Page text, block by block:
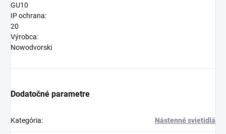
GU10
IP ochrana:
20
Výrobca:
Nowodvorski
Dodatočné parametre
Kategória: Nástenné svietidlá